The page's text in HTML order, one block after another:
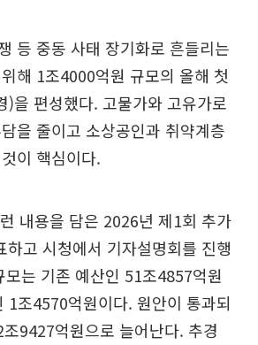
등 중동 사태 장기화로 흔들리는
해 1조4000억원 규모의 올해 첫
)을 편성했다. 고물가와 고유가로
을 줄이고 소상공인과 취약계층
이 핵심이다.
내용을 담은 2026년 제1회 추가
하고 시청에서 기자설명회를 진행
는 기존 예산인 51조4857억원
1조4570억원이다. 원안이 통과되
9427억원으로 늘어난다. 추경